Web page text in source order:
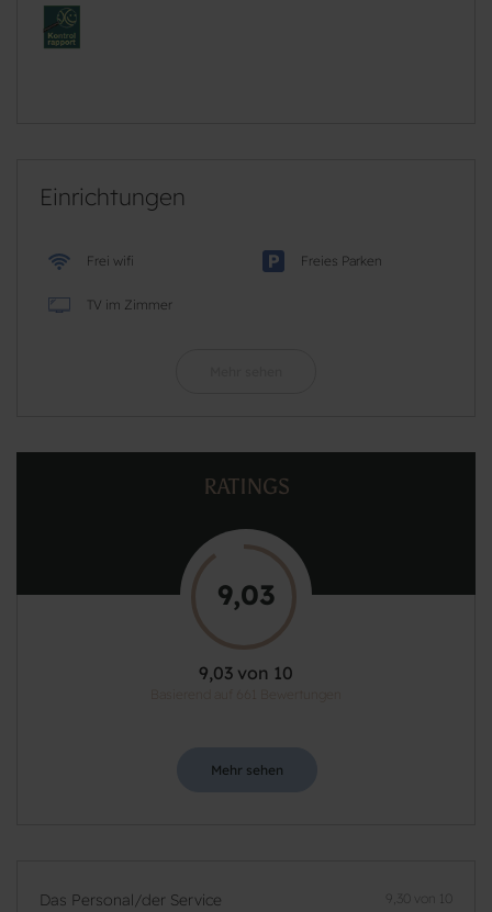
Einrichtungen
Frei wifi Freies Parken
TV im Zimmer
RATINGS
9,03
9,03 von 10
Basierend auf 661 Bewertungen
Mehr sehen
Das Personal/der Service 9,30 von 10